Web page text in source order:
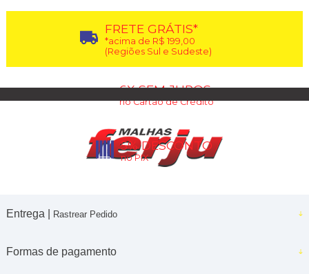
FRETE GRÁTIS*
*acima de R$ 199,00
(Regiões Sul e Sudeste)
6X SEM JUROS
no Cartão de Crédito
5% DESCONTO
no PIX
Entrega | Rastrear Pedido
Formas de pagamento